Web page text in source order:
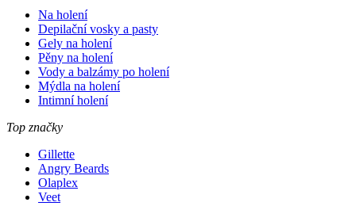
Na holení
Depilační vosky a pasty
Gely na holení
Pěny na holení
Vody a balzámy po holení
Mýdla na holení
Intimní holení
Top značky
Gillette
Angry Beards
Olaplex
Veet